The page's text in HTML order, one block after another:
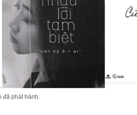
đã phát hành.